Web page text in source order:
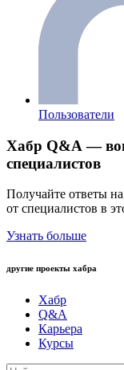
Пользователи
Хабр Q&A —
специалистов
Получайте ответы
от специалистов в
Узнать больше
другие проекты хабра
Хабр
Q&A
Карьера
Курсы